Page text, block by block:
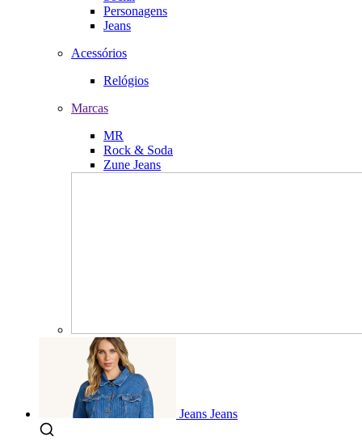
Personagens
Jeans
Acessórios
Relógios
Marcas
MR
Rock & Soda
Zune Jeans
Jeans Jeans